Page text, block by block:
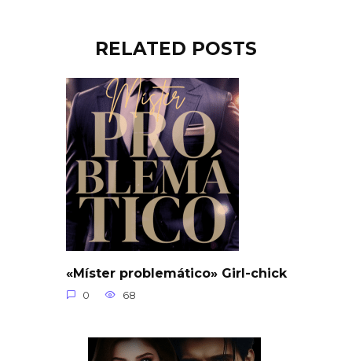
RELATED POSTS
«Míster problemático» Girl-chick
0 68